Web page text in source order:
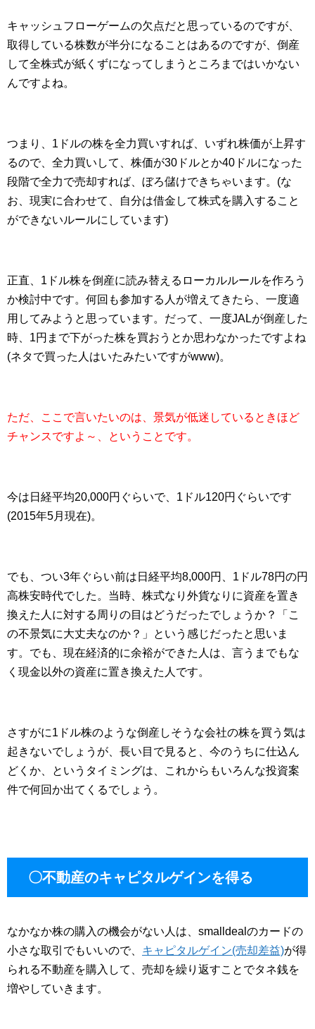
キャッシュフローゲームの欠点だと思っているのですが、
取得している株数が半分になることはあるのですが、倒産
して全株式が紙くずになってしまうところまではいかない
んですよね。
つまり、1ドルの株を全力買いすれば、いずれ株価が上昇す
るので、全力買いして、株価が30ドルとか40ドルになった
段階で全力で売却すれば、ぼろ儲けできちゃいます。(な
お、現実に合わせて、自分は借金して株式を購入すること
ができないルールにしています)
正直、1ドル株を倒産に読み替えるローカルルールを作ろう
か検討中です。何回も参加する人が増えてきたら、一度適
用してみようと思っています。だって、一度JALが倒産した
時、1円まで下がった株を買おうとか思わなかったですよね
(ネタで買った人はいたみたいですがwww)。
ただ、ここで言いたいのは、景気が低迷しているときほど
チャンスですよ～、ということです。
今は日経平均20,000円ぐらいで、1ドル120円ぐらいです
(2015年5月現在)。
でも、つい3年ぐらい前は日経平均8,000円、1ドル78円の円
高株安時代でした。当時、株式なり外貨なりに資産を置き
換えた人に対する周りの目はどうだったでしょうか？「こ
の不景気に大丈夫なのか？」という感じだったと思いま
す。でも、現在経済的に余裕ができた人は、言うまでもな
く現金以外の資産に置き換えた人です。
さすがに1ドル株のような倒産しそうな会社の株を買う気は
起きないでしょうが、長い目で見ると、今のうちに仕込ん
どくか、というタイミングは、これからもいろんな投資案
件で何回か出てくるでしょう。
〇不動産のキャピタルゲインを得る
なかなか株の購入の機会がない人は、smalldealのカードの
小さな取引でもいいので、 キャピタルゲイン(売却差益)が得
られる不動産を購入して、売却を繰り返すことでタネ銭を
増やしていきます。